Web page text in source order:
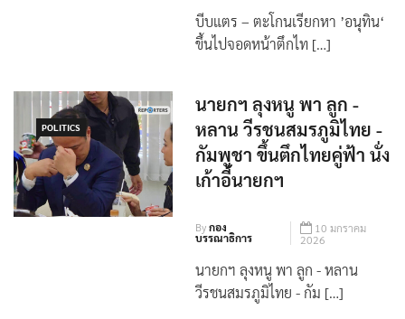
บีบแตร – ตะโกนเรียกหา ’อนุทิน‘
ขึ้นไปจอดหน้าตึกไท […]
POLITICS
นายกฯ ลุงหนู​ พา ลูก​ -​
หลาน วีรชน​สมรภูมิ​ไทย​ -​
กัมพูชา​ ขึ้นตึกไทยคู่ฟ้า​ นั่ง
เก้าอี้นายกฯ​
Byกอง
บรรณาธิการ
10 มกราคม
2026
นายกฯ ลุงหนู​ พา ลูก​ -​ หลาน
วีรชน​สมรภูมิ​ไทย​ -​ กัม […]